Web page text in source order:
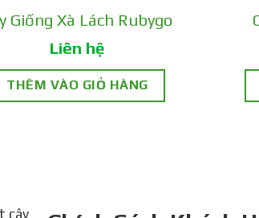
Giống Xà Lách Rubygo
Liên hệ
THÊM VÀO GIỎ HÀNG
cây